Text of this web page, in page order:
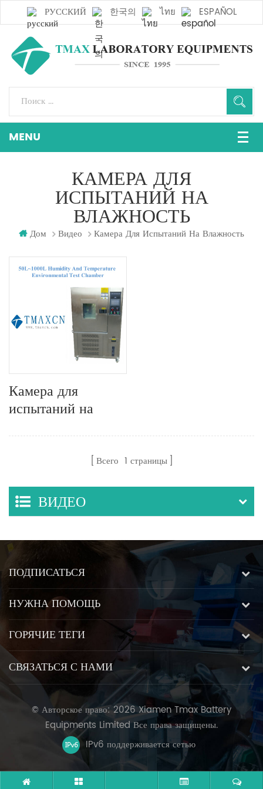
РУССКИЙ 한국의 ไทย ESPAÑOL
КАМЕРА ДЛЯ
ИСПЫТАНИЙ НА
ВЛАЖНОСТЬ
Дом Видео Камера Для Испытаний На Влажность
Камера для
испытаний на
Всего 1 страницы
ВИДЕО
ПОДПИСАТЬСЯ
НУЖНА ПОМОЩЬ
ГОРЯЧИЕ ТЕГИ
СВЯЗАТЬСЯ С НАМИ
© Авторское право: 2026 Xiamen Tmax Battery
Equipments Limited Все права защищены.
IPv6 поддерживается сетью